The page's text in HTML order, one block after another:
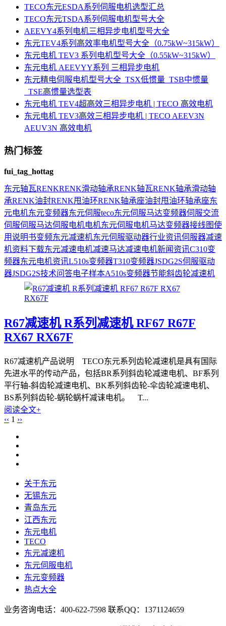
TECO东元ESDA系列伺服电机选型汇总
TECO东元TSDA系列伺服电机型号大全
AEEVY4系列电机三相异步电机型号大全
东元TEV4系列高效率电机型号大全（0.75kW~315kW）
东元电机 TEV3 系列电机型号大全（0.55kW~315kW）
东元电机 AEEVYY系列 三相异步电机
东元精电伺服电机型号大全_TSX低惯量_TSB中惯量
_TSE高惯量选型表
东元电机 TEV4超高效三相异步电机 | TECO 高效电机
东元电机 TEV3高效三相异步电机 | TECO AEEV3N
AEUV3N 高效电机
热门标签
fui_tag_hottag
东元轴瓦RENKRENK滑动轴承RENK轴瓦RENK轴承滑动轴
承RENK油封RENK甩油环RENK轴承座油封甩油环轴承座东
元电机东元变频器东元伺服teco东元伺服马达变频器伺服交流
伺服伺服马达伺服电机电机东元伺服电机马达变频器接线图使
用说明书变频东元减速机东元伺服驱动器行业资讯伺服器减速
机资料下载东元减速电机减速马达减速电机新闻资讯C310变
频器东元电机资讯L510s变频器T310变频器JSDG2S伺服驱动
器JSDG2S技术问答电子样本A510s变频器节能斜齿轮减速机
R67减速机 R系列减速机 RF67 R67F
RX67 RX67F
R67减速机产品说明 TECO东元系列齿轮减速机是具有国际
先进水平的传动产品，包括BR系列斜齿轮减速电机、BF系列
平行轴-斜齿轮减速电机、BK系列斜齿轮-伞齿轮减速电机、
BS系列斜齿轮-蜗轮蜗杄减诔电机。 T...
阅读全文+
‹‹ 1 ››
关于东元
无锡东元
青岛东元
江西东元
东元电机
TECO
东元减速机
东元伺服电机
东元变频器
热点大全
业务咨询电话：400-622-7598 联系QQ：1371124659